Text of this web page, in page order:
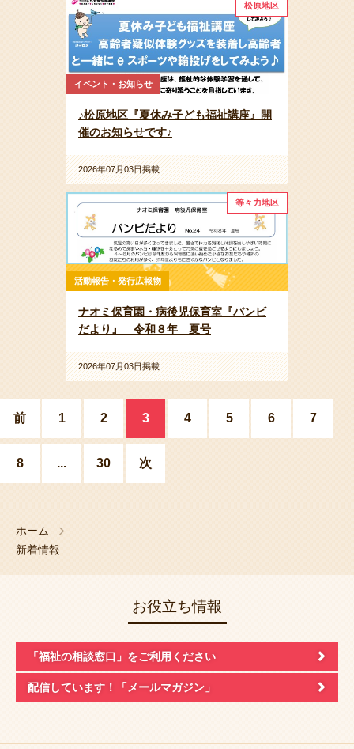
松原地区
イベント・お知らせ
♪松原地区『夏休み子ども福祉講座』開
催のお知らせです♪
2026年07月03日掲載
等々力地区
活動報告・発行広報物
ナオミ保育園・病後児保育室『バンビ
だより』 令和８年 夏号
2026年07月03日掲載
前 1 2 3 4 5 6 7
8 ... 30 次
ホーム
新着情報
お役立ち情報
「福祉の相談窓口」 をご利用ください
配信しています！ 「メールマガジン」